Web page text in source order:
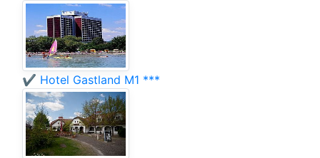
✔️ Hotel Gastland M1 ***